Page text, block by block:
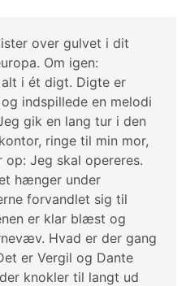
over gulvet i dit
Om igen:
i ét digt. Digte er
indspillede en melodi
gik en lang tur i den
ringe til min mor,
op: Jeg skal opereres.
hænger under
forvandlet sig til
er klar blæst og
Hvad er der gang
er Vergil og Dante
knokler til langt ud